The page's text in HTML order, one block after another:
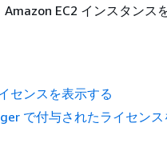
EC2 インスタンス
センスを表示する
で付与されたライセンス